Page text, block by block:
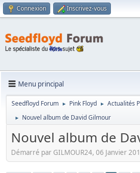
Connexion Inscrivez-vous
Menu principal
Seedfloyd Forum ► Pink Floyd ► Actualités
► Nouvel album de David Gilmour
Nouvel album de
Démarré par GILMOUR24, 06 Janvier